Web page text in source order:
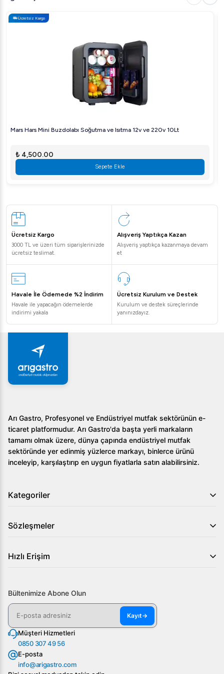
Ücretsiz Kargo
Mars Hars Mini Buzdolabı Soğutma ve Isıtma 12v ve 220v 10Lt
₺ 4,500.00
Sepete Ekle
Ücretsiz Kargo
3000 TL ve üzeri tüm siparişlerinizde
ücretsiz teslimat.
Alışveriş Yaptıkça Kazan
Alışveriş yaptıkça kazanmaya devam
et
Havale İle Ödemede %2 İndirim
Havale ile yapacağın ödemelerde
indirimi yakala
Ücretsiz Kurulum ve Destek
Kurulum ve destek süreçlerinde
yanınızdayız.
Arı Gastro, Profesyonel ve Endüstriyel mutfak sektörünün e-
ticaret platformudur. Arı Gastro'da başta yerli markaların
tamamı olmak üzere, dünya çapında endüstriyel mutfak
sektöründe yer edinmiş yüzlerce markayı, binlerce ürünü
inceleyip, karşılaştırıp en uygun fiyatlarla satın alabilirsiniz.
Kategoriler
Sözleşmeler
Hızlı Erişim
Bültenimize Abone Olun
Kayıt→
Müşteri Hizmetleri
0850 307 49 56
E-posta
info@arigastro.com